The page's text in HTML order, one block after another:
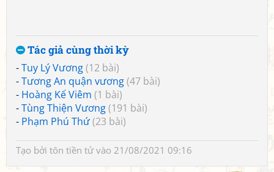
Tác giả cùng thời kỳ
-Tuy Lý Vương(12 bài)
-Tương An quận vương(47 bài)
- Hoàng Kế Viêm (1 bài)
-Tùng Thiện Vương(191 bài)
- Phạm Phú Thứ(23 bài)
Tạo bởi tôn tiền tửvào 21/08/2021 09:16